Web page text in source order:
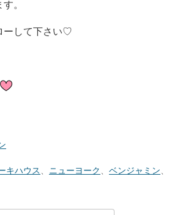
。
ーして下さい♡
キハウス、 ニューヨーク、 ベンジャミン、